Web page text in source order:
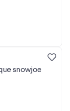
snowjoe